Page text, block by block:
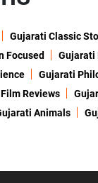
Gujarati Classic
Focused Gujarati
Gujarati
Reviews
Animals